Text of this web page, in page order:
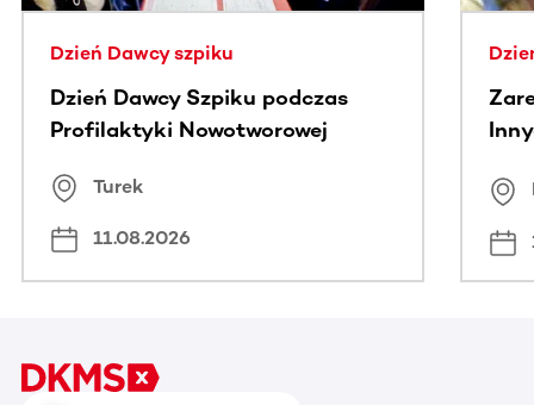
Dzień Dawcy szpiku
Dzień Dawcy Szpiku podczas
Profilaktyki Nowotworowej
Turek
11.08.2026